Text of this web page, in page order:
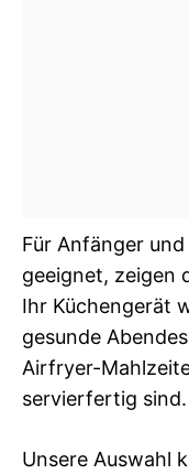
Für Anfänger
geeignet, zeigen
Ihr Küchengerät
gesunde
Airfryer-
servierfertig sind.
Unsere Auswahl